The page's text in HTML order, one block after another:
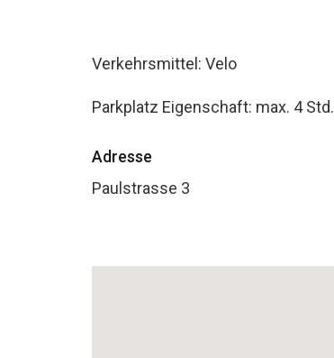
Verkehrsmittel: Velo
Parkplatz Eigenschaft: max. 4 Std.
Adresse
Paulstrasse 3